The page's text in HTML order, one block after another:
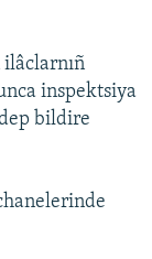
ilâclarnıñ
inspektsiya
bildire